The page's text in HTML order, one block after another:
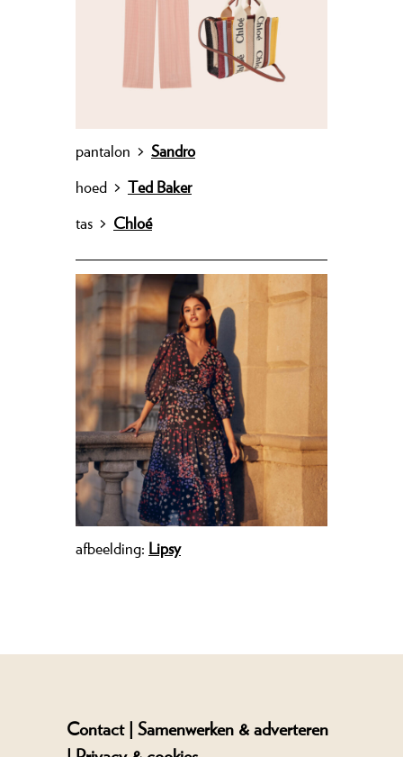
pantalon > Sandro
hoed > Ted Baker
tas > Chloé
afbeelding: Lipsy
Contact | Samenwerken & adverteren